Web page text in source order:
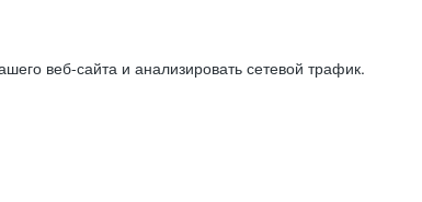
веб-сайта и анализировать сетевой трафик.